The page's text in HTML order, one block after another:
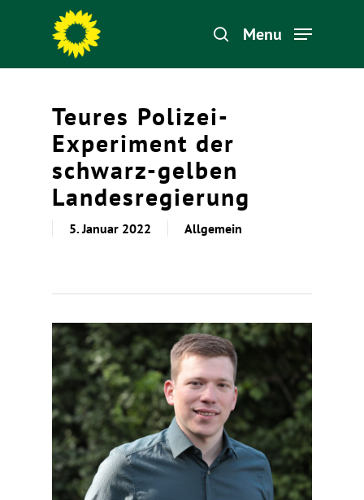
Menu
Teures Polizei-
Experiment der
schwarz-gelben
Landesregierung
5. Januar 2022 Allgemein